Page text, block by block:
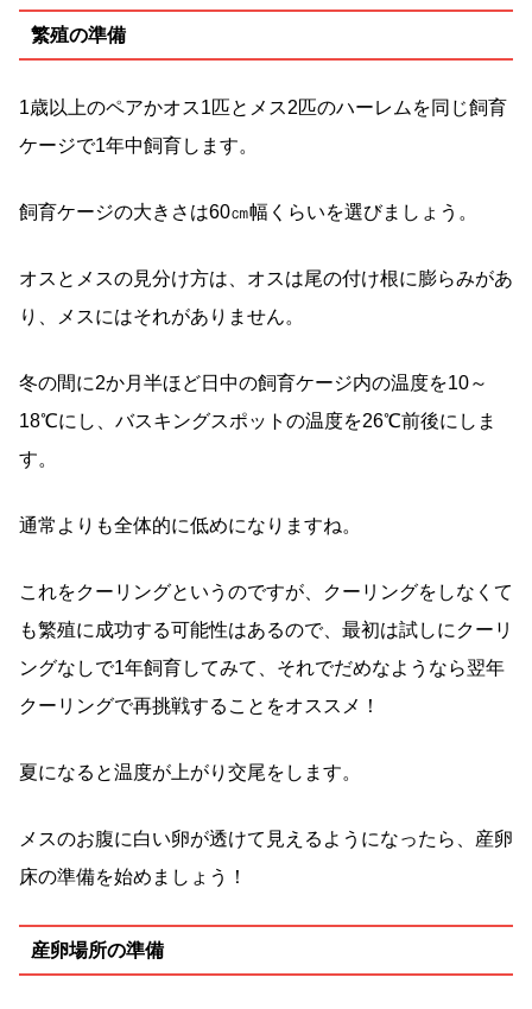
繁殖の準備
1歳以上のペアかオス1匹とメス2匹のハーレムを同じ飼育
ケージで1年中飼育します。
飼育ケージの大きさは60㎝幅くらいを選びましょう。
オスとメスの見分け方は、オスは尾の付け根に膨らみがあ
り、メスにはそれがありません。
冬の間に2か月半ほど日中の飼育ケージ内の温度を10～
18℃にし、バスキングスポットの温度を26℃前後にしま
す。
通常よりも全体的に低めになりますね。
これをクーリングというのですが、クーリングをしなくて
も繁殖に成功する可能性はあるので、最初は試しにクーリ
ングなしで1年飼育してみて、それでだめなようなら翌年
クーリングで再挑戦することをオススメ！
夏になると温度が上がり交尾をします。
メスのお腹に白い卵が透けて見えるようになったら、産卵
床の準備を始めましょう！
産卵場所の準備